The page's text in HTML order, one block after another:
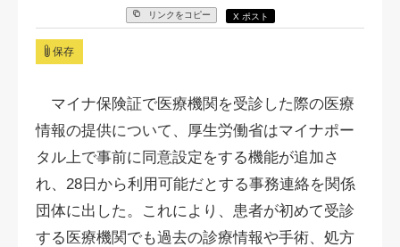
リンクをコピー X ポスト
保存
マイナ保険証で医療機関を受診した際の医療
情報の提供について、厚生労働省はマイナポー
タル上で事前に同意設定をする機能が追加さ
れ、28日から利用可能だとする事務連絡を関係
団体に出した。これにより、患者が初めて受診
する医療機関でも過去の診療情報や手術、処方